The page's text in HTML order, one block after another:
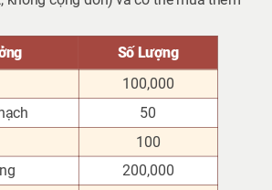
Số Lượng
100,000
50
100
200,000